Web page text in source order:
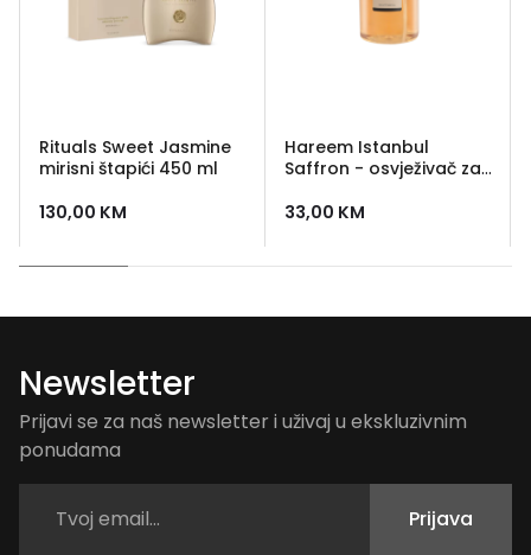
Rituals Sweet Jasmine
mirisni štapići 450 ml
130,00 KM
Hareem Istanbul
Saffron - osvježivač za
33,00 KM
Newsletter
Prijavi se za naš newsletter i uživaj u ekskluzivnim
ponudama
Prijava